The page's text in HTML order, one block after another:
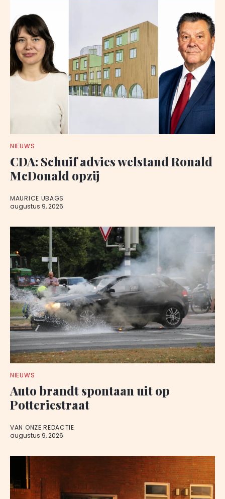
NIEUWS
CDA: Schuif advies welstand Ronald
McDonald opzij
MAURICE UBAGS
augustus 9, 2026
NIEUWS
Auto brandt spontaan uit op
Potteriestraat
VAN ONZE REDACTIE
augustus 9, 2026